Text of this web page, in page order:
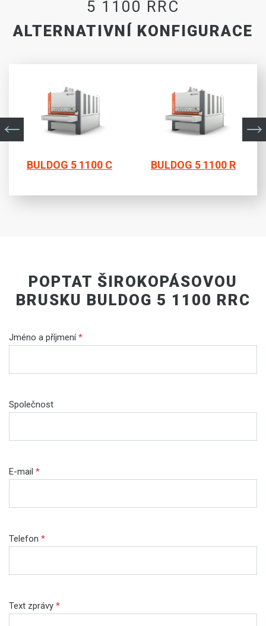
5 1100 RRC
ALTERNATIVNÍ KONFIGURACE
BULDOG 5 1100 C BULDOG 5 1100 R
POPTAT ŠIROKOPÁSOVOU
BRUSKU BULDOG 5 1100 RRC
Jméno a příjmení*
Společnost
E-mail *
Telefon *
Text zprávy *